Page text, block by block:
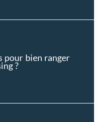
pour bien ranger
?